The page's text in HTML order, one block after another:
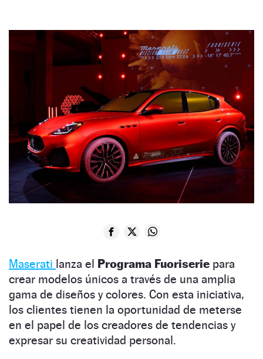
Maserati lanza el Programa Fuoriserie para
crear modelos únicos a través de una amplia
gama de diseños y colores. Con esta iniciativa,
los clientes tienen la oportunidad de meterse
en el papel de los creadores de tendencias y
expresar su creatividad personal.